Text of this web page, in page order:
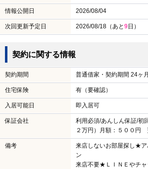
情報公開日 2026/08/04
次回更新予定日 2026/08/18（あと9日）
契約に関する情報
契約期間 普通借家・契約期間 24ヶ月
住宅保険 有（要確認）
入居可能日 即入居可
保証会社
利用必須/あんしん保証/初
２万円）月額：５００円
備考
来店しないお部屋探し★ア
ン
来店不要★ＬＩＮＥやチ